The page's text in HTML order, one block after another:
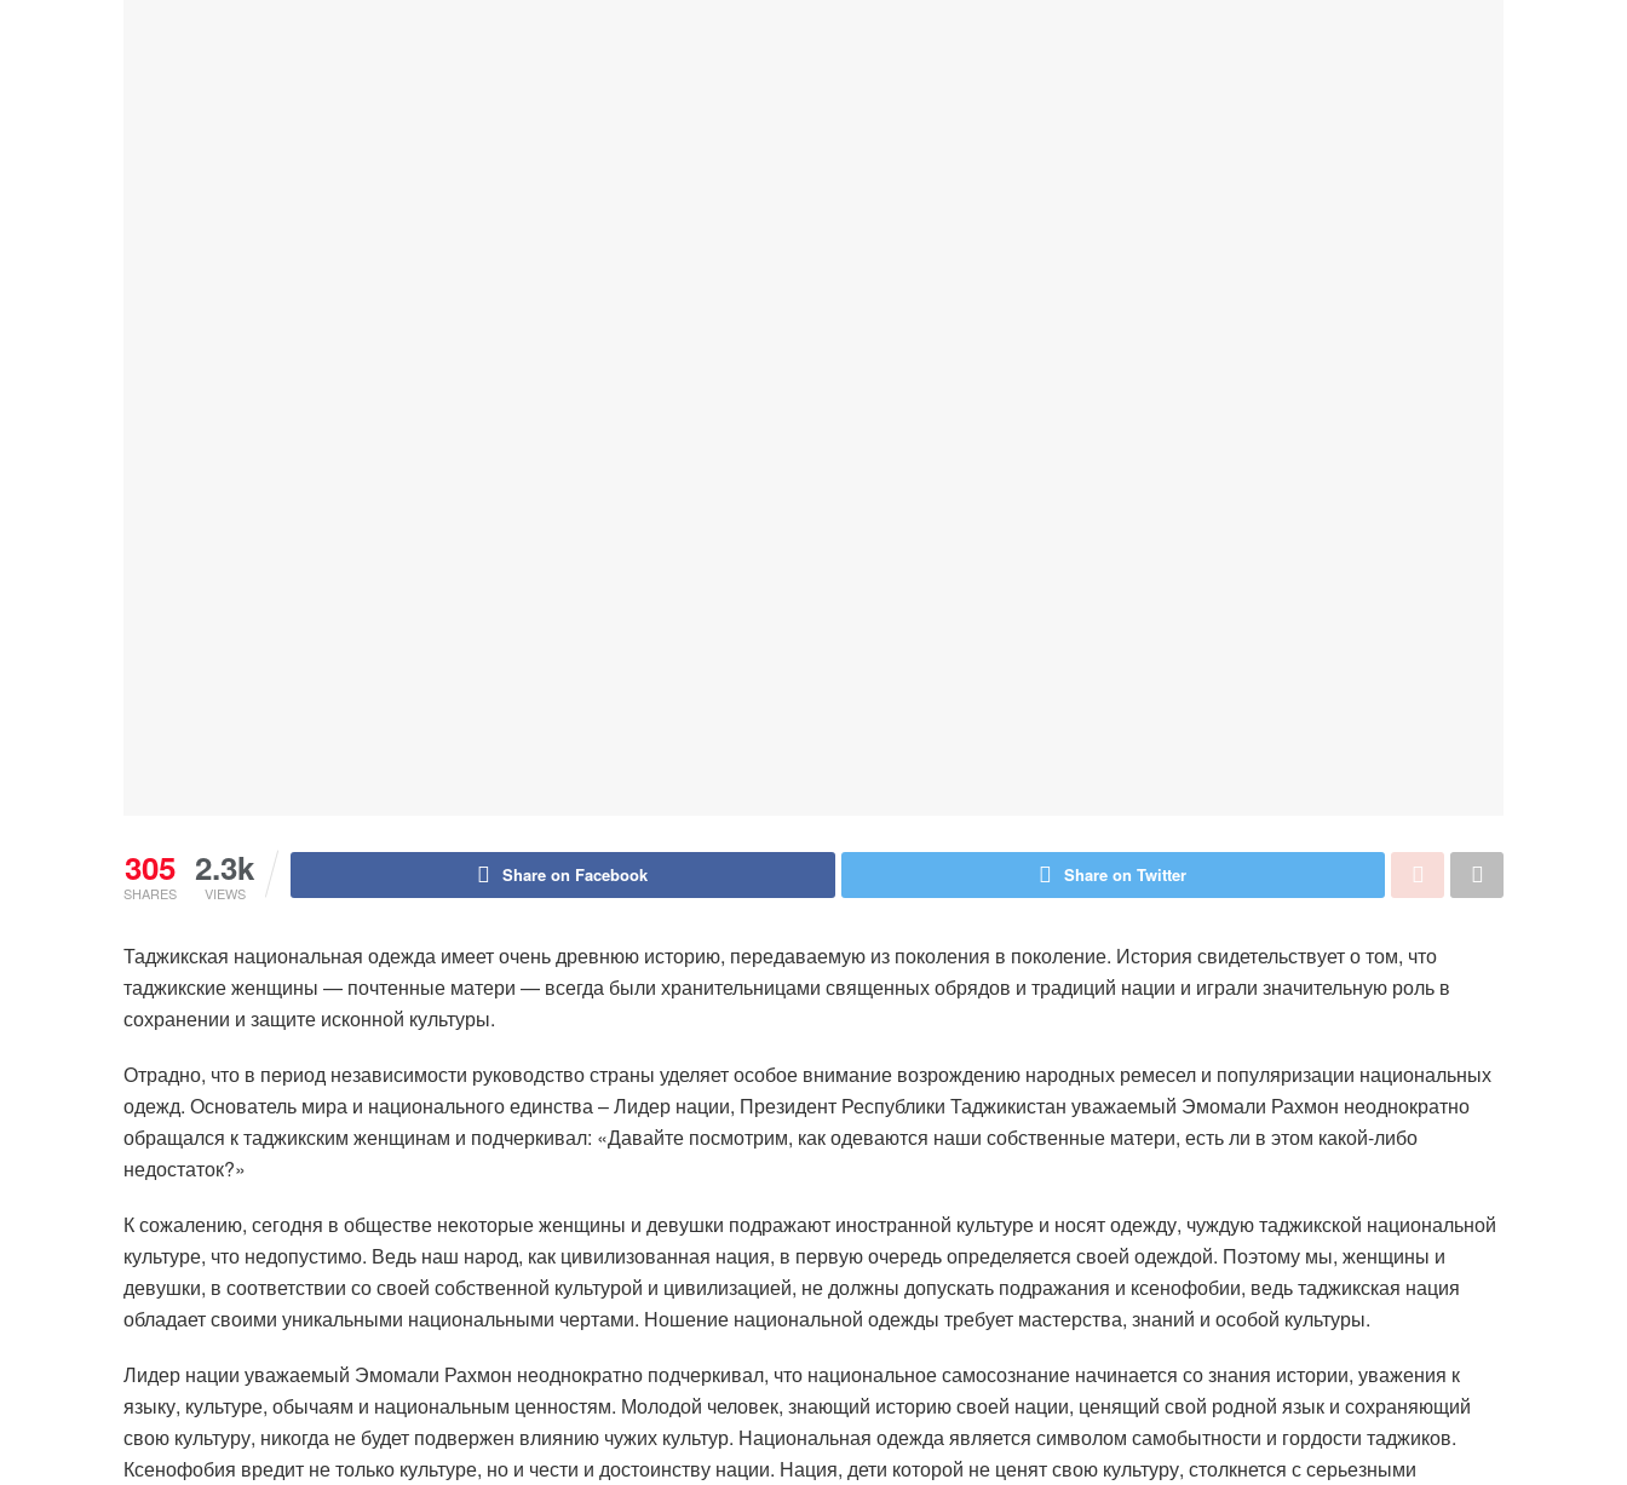
305
SHARES
2.3k
VIEWS
Share on Facebook Share on Twitter
Таджикская национальная одежда имеет очень древнюю историю, передаваемую из поколения в поколение. История свидетельствует о том, что
таджикские женщины — почтенные матери — всегда были хранительницами священных обрядов и традиций нации и играли значительную роль в
сохранении и защите исконной культуры.
Отрадно, что в период независимости руководство страны уделяет особое внимание возрождению народных ремесел и популяризации национальных
одежд. Основатель мира и национального единства – Лидер нации, Президент Республики Таджикистан уважаемый Эмомали Рахмон неоднократно
обращался к таджикским женщинам и подчеркивал: «Давайте посмотрим, как одеваются наши собственные матери, есть ли в этом какой-либо
недостаток?»
К сожалению, сегодня в обществе некоторые женщины и девушки подражают иностранной культуре и носят одежду, чуждую таджикской национальной
культуре, что недопустимо. Ведь наш народ, как цивилизованная нация, в первую очередь определяется своей одеждой. Поэтому мы, женщины и
девушки, в соответствии со своей собственной культурой и цивилизацией, не должны допускать подражания и ксенофобии, ведь таджикская нация
обладает своими уникальными национальными чертами. Ношение национальной одежды требует мастерства, знаний и особой культуры.
Лидер нации уважаемый Эмомали Рахмон неоднократно подчеркивал, что национальное самосознание начинается со знания истории, уважения к
языку, культуре, обычаям и национальным ценностям. Молодой человек, знающий историю своей нации, ценящий свой родной язык и сохраняющий
свою культуру, никогда не будет подвержен влиянию чужих культур. Национальная одежда является символом самобытности и гордости таджиков.
Ксенофобия вредит не только культуре, но и чести и достоинству нации. Нация, дети которой не ценят свою культуру, столкнется с серьезными